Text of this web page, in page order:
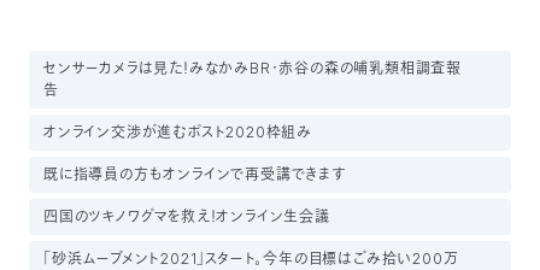
センサーカメラは見た！みなかみBR・赤谷の森の哺乳類相調査報
告
オンライン交渉が進むポスト2020枠組み
既に指導員の方もオンラインで再受講できます
四国のツキノワグマを救え！オンライン生会議
「砂浜ムーブメント2021」スタート。今年の目標はごみ拾い200万